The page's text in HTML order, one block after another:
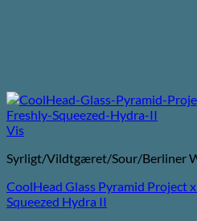
Vis
Syrligt/Vildtgæret/Sour/Berliner
CoolHead Glass Pyramid Project
Squeezed Hydra II